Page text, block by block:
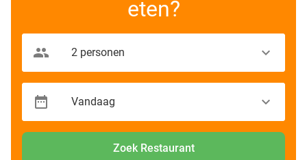
eten?
Zoek Restaurant